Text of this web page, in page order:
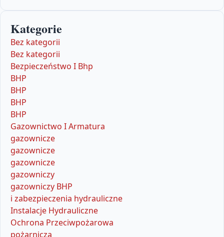
Kategorie
Bez kategorii
Bez kategorii
Bezpieczeństwo I Bhp
BHP
BHP
BHP
BHP
Gazownictwo I Armatura
gazownicze
gazownicze
gazownicze
gazowniczy
gazowniczy BHP
i zabezpieczenia hydrauliczne
Instalacje Hydrauliczne
Ochrona Przeciwpożarowa
pożarnicza